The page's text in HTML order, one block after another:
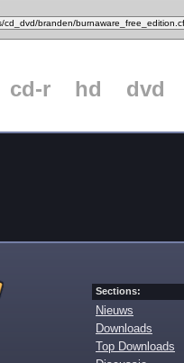
cd-r hd dvd
Sections:
Nieuws
Downloads
Top Downloads